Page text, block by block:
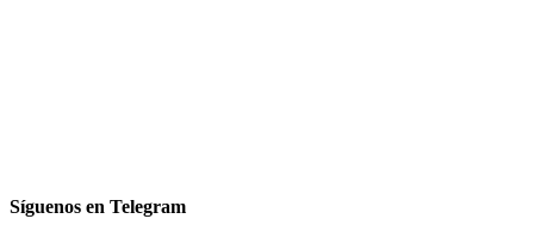
Síguenos en Telegram